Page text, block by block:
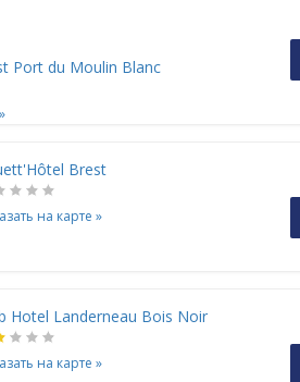
Port du Moulin Blanc
»
Brest
на карте »
Hotel Landerneau Bois Noir
на карте »